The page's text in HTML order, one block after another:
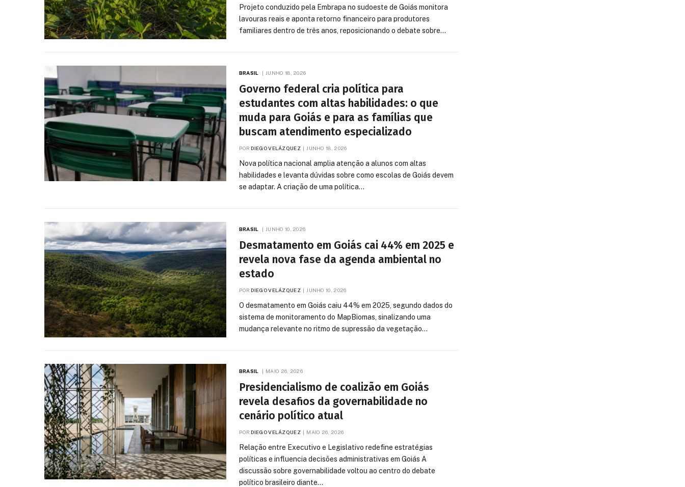
Projeto conduzido pela Embrapa no sudoeste de Goiás monitora
lavouras reais e aponta retorno financeiro para produtores
familiares dentro de três anos, reposicionando o debate sobre…
BRASIL JUNHO 18, 2026
Governo federal cria política para
estudantes com altas habilidades: o que
muda para Goiás e para as famílias que
buscam atendimento especializado
POR DIEGO VELÁZQUEZ JUNHO 18, 2026
Nova política nacional amplia atenção a alunos com altas
habilidades e levanta dúvidas sobre como escolas de Goiás devem
se adaptar. A criação de uma política…
BRASIL JUNHO 10, 2026
Desmatamento em Goiás cai 44% em 2025 e
revela nova fase da agenda ambiental no
estado
POR DIEGO VELÁZQUEZ JUNHO 10, 2026
O desmatamento em Goiás caiu 44% em 2025, segundo dados do
sistema de monitoramento do MapBiomas, sinalizando uma
mudança relevante no ritmo de supressão da vegetação…
BRASIL MAIO 26, 2026
Presidencialismo de coalizão em Goiás
revela desafios da governabilidade no
cenário político atual
POR DIEGO VELÁZQUEZ MAIO 26, 2026
Relação entre Executivo e Legislativo redefine estratégias
políticas e influencia decisões administrativas em Goiás A
discussão sobre governabilidade voltou ao centro do debate
político brasileiro diante…